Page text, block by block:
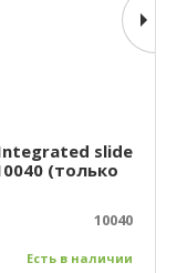
slide
(только
10040
Есть в наличии